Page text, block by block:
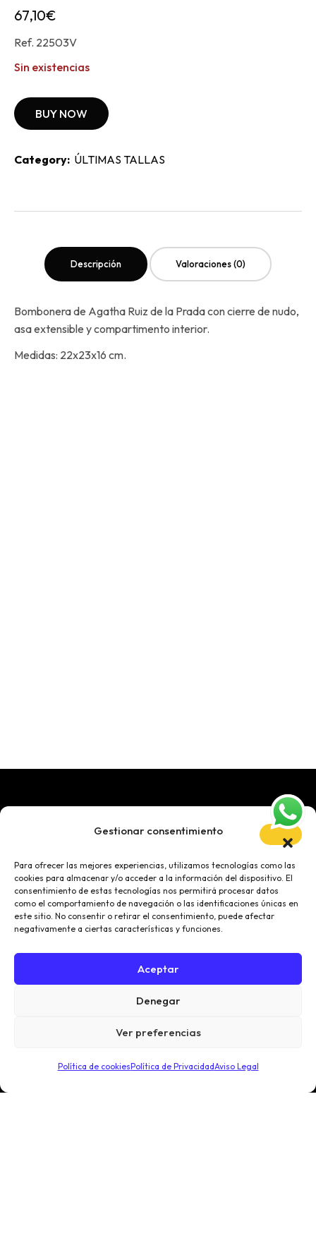
Gestionar consentimiento
Para ofrecer las mejores experiencias, utilizamos tecnologías como las
cookies para almacenar y/o acceder a la información del dispositivo. El
consentimiento de estas tecnologías nos permitirá procesar datos
como el comportamiento de navegación o las identificaciones únicas en
este sitio. No consentir o retirar el consentimiento, puede afectar
negativamente a ciertas características y funciones.
Aceptar
Denegar
Ver preferencias
Política de cookiesPolítica de PrivacidadAviso Legal
67,10€
Ref. 22503V
Sin existencias
BUY NOW
Category: ÚLTIMAS TALLAS
Descripción Valoraciones (0)
Bombonera de Agatha Ruiz de la Prada con cierre de nudo,
asa extensible y compartimento interior.
Medidas: 22x23x16 cm.
SC.C. Siam Mall Avda Siam, 38670, Adeje, Tenerife
De Lunes a Domingo: 10:00 a 22:00h
654 762 580
Explorar Tienda